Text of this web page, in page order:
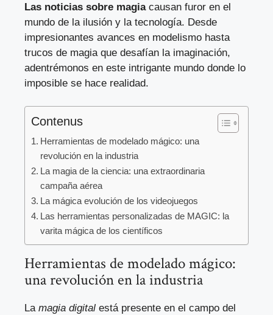
Las noticias sobre magiacausan furor en el
mundo de la ilusión y la tecnología. Desde
impresionantes avances en modelismo hasta
trucos de magia que desafían la imaginación,
adentrémonos en este intrigante mundo donde lo
imposible se hace realidad.
Contenus
Herramientas de modelado mágico: una
revolución en la industria
La magia de la ciencia: una extraordinaria
campaña aérea
La mágica evolución de los videojuegos
Las herramientas personalizadas de MAGIC: la
varita mágica de los científicos
Herramientas de modelado mágico:
una revolución en la industria
La magia digital está presente en el campo del